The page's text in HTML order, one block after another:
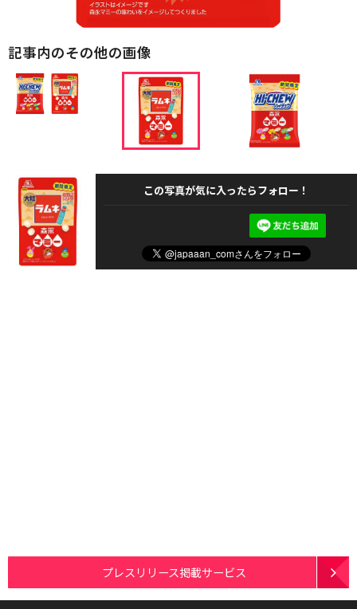
記事内のその他の画像
この写真が気に入ったらフォロー！
プレスリリース掲載サービス